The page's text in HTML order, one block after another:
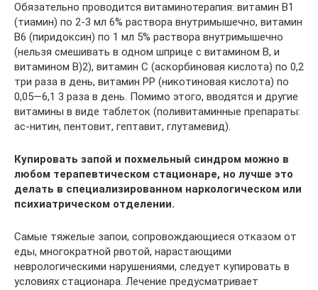
Обязательно проводится витаминотерапия: витамин В1
(тиамин) по 2-3 мл 6% раствора внутримышечно, витамин
В6 (пиридоксин) по 1 мл 5% раствора внутримышечно
(нельзя смешивать в одном шприце с витамином В, и
витамином В)2), витамин С (аскорбиновая кислота) по 0,2
три раза в день, витамин РР (никотиновая кислота) по
0,05—6,1 3 раза в день. Помимо этого, вводятся и другие
витамины в виде таблеток (поливитаминные препараты:
ас-нитин, пентовит, гептавит, глутамевид).
Купировать запой и похмельный синдром можно в
любом терапевтическом стационаре, но лучше это
делать в специализированном наркологическом или
психиатрическом отделении.
Самые тяжелые запои, сопровождающиеся отказом от
еды, многократной рвотой, нарастающими
неврологическими нарушениями, следует купировать в
условиях стационара. Лечение предусматривает